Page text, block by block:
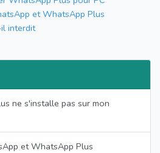
et WhatsApp Plus
interdit
ne s'installe pas sur mon
et WhatsApp Plus